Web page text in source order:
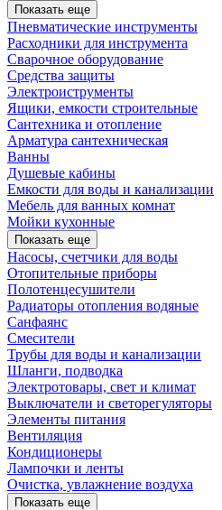
Показать еще
Пневматические инструменты
Расходники для инструмента
Сварочное оборудование
Средства защиты
Электроиструменты
Ящики, емкости строительные
Сантехника и отопление
Арматура сантехническая
Ванны
Душевые кабины
Емкости для воды и канализации
Мебель для ванных комнат
Мойки кухонные
Показать еще
Насосы, счетчики для воды
Отопительные приборы
Полотенцесушители
Радиаторы отопления водяные
Санфаянс
Смесители
Трубы для воды и канализации
Шланги, подводка
Электротовары, свет и климат
Выключатели и светорегуляторы
Элементы питания
Вентиляция
Кондиционеры
Лампочки и ленты
Очистка, увлажнение воздуха
Показать еще